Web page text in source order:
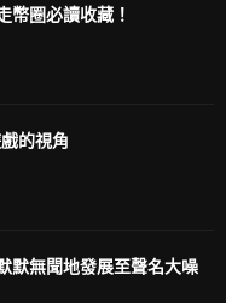
幣圈必讀收藏！
的視角
默無聞地發展至聲名大噪